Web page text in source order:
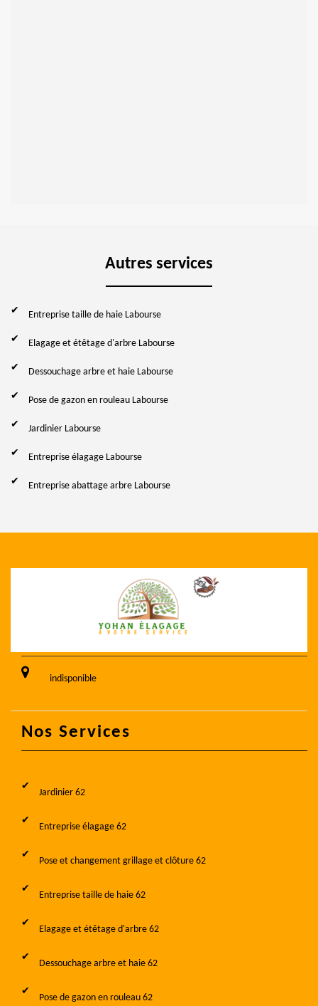
Autres services
Entreprise taille de haie Labourse
Elagage et étêtage d'arbre Labourse
Dessouchage arbre et haie Labourse
Pose de gazon en rouleau Labourse
Jardinier Labourse
Entreprise élagage Labourse
Entreprise abattage arbre Labourse
indisponible
Nos Services
Jardinier 62
Entreprise élagage 62
Pose et changement grillage et clôture 62
Entreprise taille de haie 62
Elagage et étêtage d'arbre 62
Dessouchage arbre et haie 62
Pose de gazon en rouleau 62